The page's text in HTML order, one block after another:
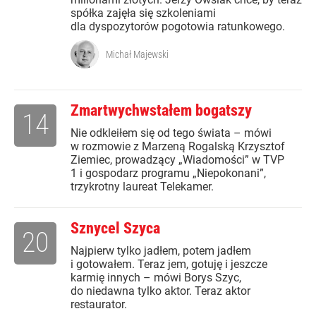
spółka zajęła się szkoleniami
dla dyspozytorów pogotowia ratunkowego.
Michał Majewski
Zmartwychwstałem bogatszy
Nie odkleiłem się od tego świata – mówi
w rozmowie z Marzeną Rogalską Krzysztof
Ziemiec, prowadzący „Wiadomości” w TVP
1 i gospodarz programu „Niepokonani”,
trzykrotny laureat Telekamer.
14
Sznycel Szyca
Najpierw tylko jadłem, potem jadłem
i gotowałem. Teraz jem, gotuję i jeszcze
karmię innych – mówi Borys Szyc,
do niedawna tylko aktor. Teraz aktor
restaurator.
20